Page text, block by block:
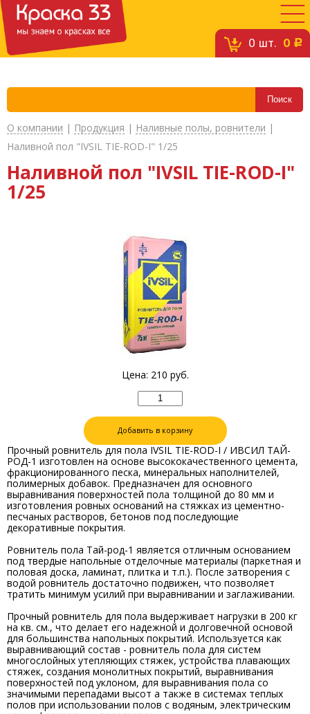
0 шт. 0 c
О компании | Продукция | Наливные полы, ровнители |
Наливной пол "IVSIL TIE-ROD-I" 1/25
Наливной пол "IVSIL TIE-ROD-I"
1/25
Цена: 210 руб.
Добавить в корзину
Прочный ровнитель для пола IVSIL TIE-ROD-I / ИВСИЛ ТАЙ-
РОД-1 изготовлен на основе высококачественного цемента,
фракционированного песка, минеральных наполнителей,
полимерных добавок. Предназначен для основного
выравнивания поверхностей пола толщиной до 80 мм и
изготовления ровных оснований на стяжках из цементно-
песчаных растворов, бетонов под последующие
декоративные покрытия.
Ровнитель пола Тай-род-1 является отличным основанием
под твердые напольные отделочные материалы (паркетная и
половая доска, ламинат, плитка и т.п.). После затворения с
водой ровнитель достаточно подвижен, что позволяет
тратить минимум усилий при выравнивании и заглаживании.
Прочный ровнитель для пола выдерживает нагрузки в 200 кг
на кв. см., что делает его надежной и долговечной основой
для большинства напольных покрытий. Используется как
выравнивающий состав - ровнитель пола для систем
многослойных утепляющих стяжек, устройства плавающих
стяжек, создания монолитных покрытий, выравнивания
поверхностей под уклоном, для выравнивания пола со
значимыми перепадами высот а также в системах теплых
полов при использовании полов с водяным, электрическим